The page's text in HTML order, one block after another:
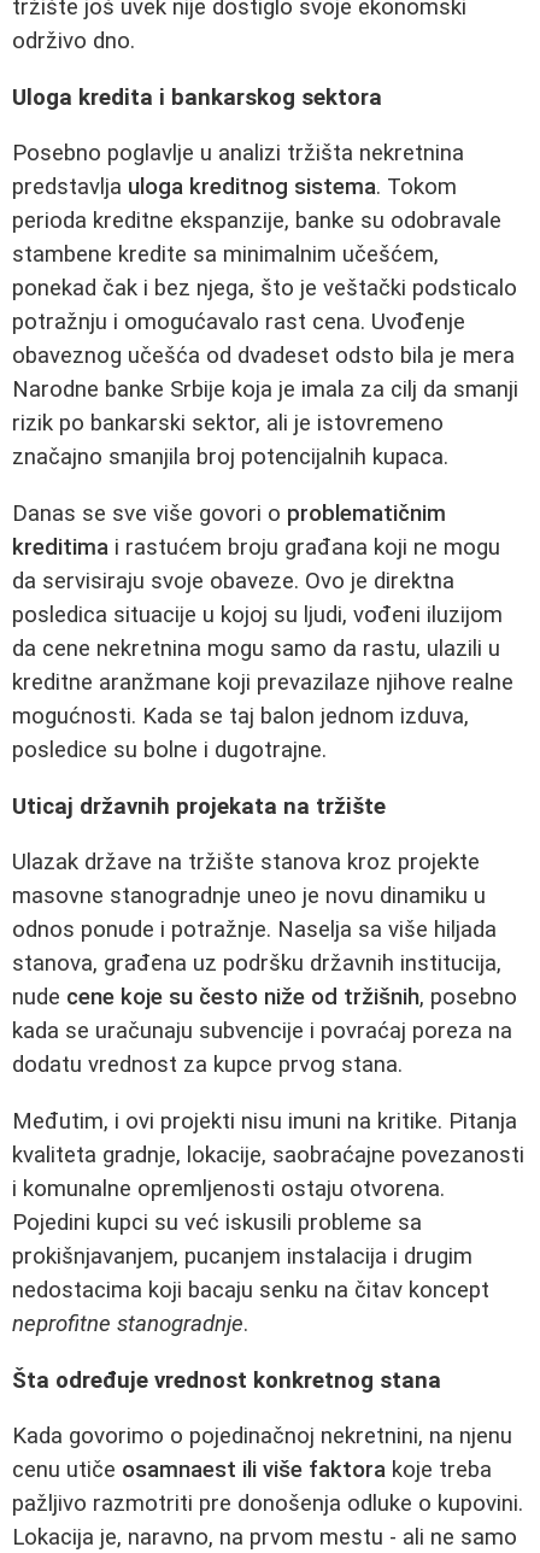
tržište još uvek nije dostiglo svoje ekonomski
održivo dno.
Uloga kredita i bankarskog sektora
Posebno poglavlje u analizi tržišta nekretnina
predstavlja uloga kreditnog sistema. Tokom
perioda kreditne ekspanzije, banke su odobravale
stambene kredite sa minimalnim učešćem,
ponekad čak i bez njega, što je veštački podsticalo
potražnju i omogućavalo rast cena. Uvođenje
obaveznog učešća od dvadeset odsto bila je mera
Narodne banke Srbije koja je imala za cilj da smanji
rizik po bankarski sektor, ali je istovremeno
značajno smanjila broj potencijalnih kupaca.
Danas se sve više govori o problematičnim
kreditima i rastućem broju građana koji ne mogu
da servisiraju svoje obaveze. Ovo je direktna
posledica situacije u kojoj su ljudi, vođeni iluzijom
da cene nekretnina mogu samo da rastu, ulazili u
kreditne aranžmane koji prevazilaze njihove realne
mogućnosti. Kada se taj balon jednom izduva,
posledice su bolne i dugotrajne.
Uticaj državnih projekata na tržište
Ulazak države na tržište stanova kroz projekte
masovne stanogradnje uneo je novu dinamiku u
odnos ponude i potražnje. Naselja sa više hiljada
stanova, građena uz podršku državnih institucija,
nude cene koje su često niže od tržišnih, posebno
kada se uračunaju subvencije i povraćaj poreza na
dodatu vrednost za kupce prvog stana.
Međutim, i ovi projekti nisu imuni na kritike. Pitanja
kvaliteta gradnje, lokacije, saobraćajne povezanosti
i komunalne opremljenosti ostaju otvorena.
Pojedini kupci su već iskusili probleme sa
prokišnjavanjem, pucanjem instalacija i drugim
nedostacima koji bacaju senku na čitav koncept
neprofitne stanogradnje.
Šta određuje vrednost konkretnog stana
Kada govorimo o pojedinačnoj nekretnini, na njenu
cenu utiče osamnaest ili više faktora koje treba
pažljivo razmotriti pre donošenja odluke o kupovini.
Lokacija je, naravno, na prvom mestu - ali ne samo